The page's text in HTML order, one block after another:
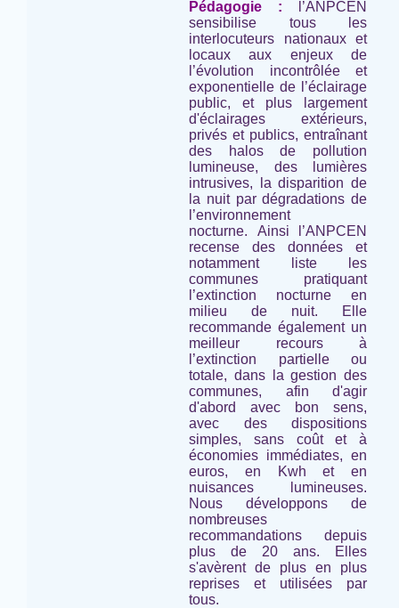
Pédagogie :
l’ANPCEN
sensibilise tous les
interlocuteurs nationaux et
locaux aux enjeux de
l’évolution incontrôlée et
exponentielle de l’éclairage
public, et plus largement
d'éclairages extérieurs,
privés et publics, entraînant
des halos de pollution
lumineuse, des lumières
intrusives, la disparition de
la nuit par dégradations de
l’environnement
nocturne. Ainsi l’ANPCEN
recense des données et
notamment liste les
communes pratiquant
l’extinction nocturne en
milieu de nuit. Elle
recommande également un
meilleur recours à
l’extinction partielle ou
totale, dans la gestion des
communes, afin d'agir
d'abord avec bon sens,
avec des dispositions
simples, sans coût et à
économies immédiates, en
euros, en Kwh et en
nuisances lumineuses.
Nous développons de
nombreuses
recommandations depuis
plus de 20 ans. Elles
s'avèrent de plus en plus
reprises et utilisées par
tous.